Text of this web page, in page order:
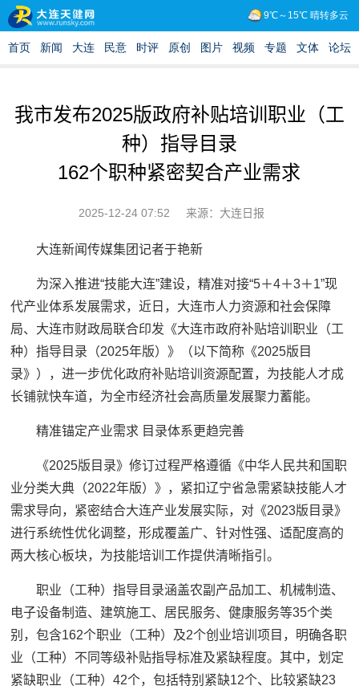
我市发布2025版政府补贴培训职业（工
种）指导目录
162个职种紧密契合产业需求
2025-12-24 07:52 来源：大连日报
大连新闻传媒集团记者于艳新
为深入推进“技能大连”建设，精准对接“5＋4＋3＋1”现
代产业体系发展需求，近日，大连市人力资源和社会保障
局、大连市财政局联合印发《大连市政府补贴培训职业（工
种）指导目录（2025年版）》（以下简称《2025版目
录》），进一步优化政府补贴培训资源配置，为技能人才成
长铺就快车道，为全市经济社会高质量发展聚力蓄能。
精准锚定产业需求 目录体系更趋完善
《2025版目录》修订过程严格遵循《中华人民共和国职
业分类大典（2022年版）》，紧扣辽宁省急需紧缺技能人才
需求导向，紧密结合大连产业发展实际，对《2023版目录》
进行系统性优化调整，形成覆盖广、针对性强、适配度高的
两大核心板块，为技能培训工作提供清晰指引。
职业（工种）指导目录涵盖农副产品加工、机械制造、
电子设备制造、建筑施工、居民服务、健康服务等35个类
别，包含162个职业（工种）及2个创业培训项目，明确各职
业（工种）不同等级补贴指导标准及紧缺程度。其中，划定
紧缺职业（工种）42个，包括特别紧缺12个、比较紧缺23